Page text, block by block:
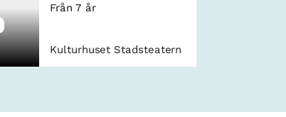
Från 7 år
Kulturhuset Stadsteatern